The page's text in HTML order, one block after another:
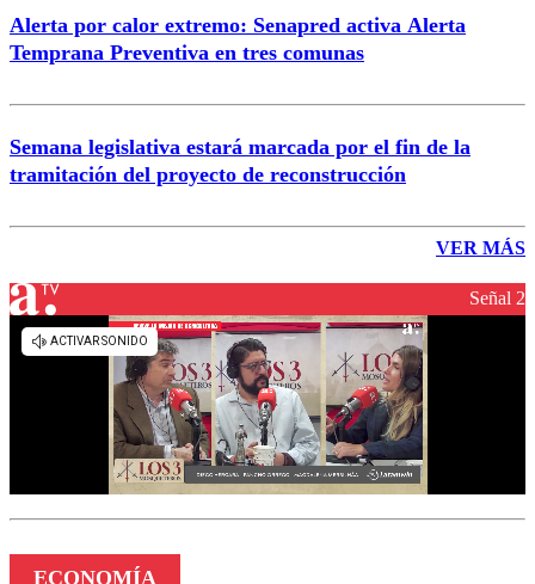
Alerta por calor extremo: Senapred activa Alerta
Temprana Preventiva en tres comunas
Semana legislativa estará marcada por el fin de la
tramitación del proyecto de reconstrucción
VER MÁS
Señal 2
ECONOMÍA